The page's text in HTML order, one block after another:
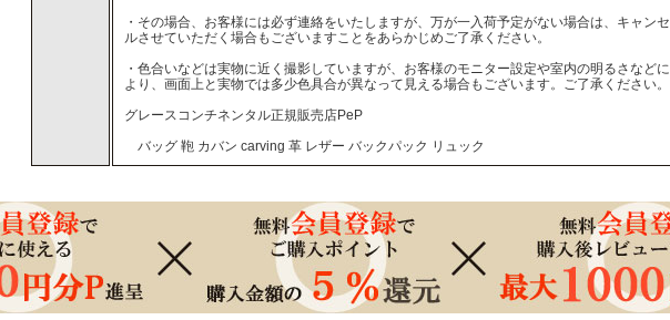
・その場合、お客様には必ず連絡をいたしますが、万が一入荷予定がない場合は、キャンセ
ルさせていただく場合もございますことをあらかじめご了承ください。
・色合いなどは実物に近く撮影していますが、お客様のモニター設定や室内の明るさなどに
より、画面上と実物では多少色具合が異なって見える場合もございます。ご了承ください。
グレースコンチネンタル正規販売店PeP
バッグ 鞄 カバン carving 革 レザー バックパック リュック